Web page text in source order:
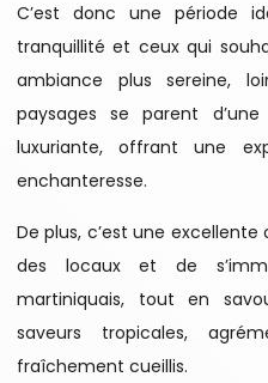
C’est donc une période
tranquillité et ceux qui
ambiance plus sereine,
paysages se parent
luxuriante, offrant une
enchanteresse.
De plus, c’est une
des locaux et de
martiniquais, tout en
saveurs tropicales,
fraîchement cueillis.